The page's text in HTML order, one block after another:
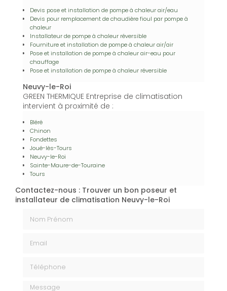
Devis pose et installation de pompe à chaleur air/eau
Devis pour remplacement de chaudière fioul par pompe à
chaleur
Installateur de pompe à chaleur réversible
Fourniture et installation de pompe à chaleur air/air
Pose et installation de pompe à chaleur air-eau pour
chauffage
Pose et installation de pompe à chaleur réversible
Neuvy-le-Roi
GREEN THERMIQUE Entreprise de climatisation
intervient à proximité de :
Bléré
Chinon
Fondettes
Joué-lès-Tours
Neuvy-le-Roi
Sainte-Maure-de-Touraine
Tours
Contactez-nous : Trouver un bon poseur et
installateur de climatisation Neuvy-le-Roi
Message